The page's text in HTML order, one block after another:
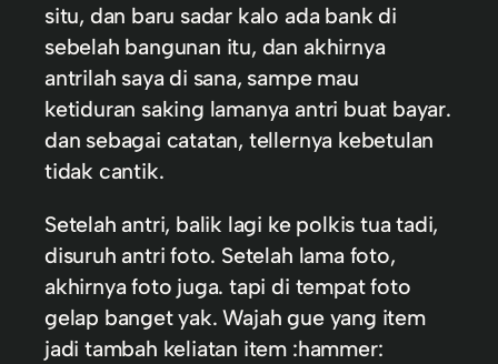
situ, dan baru sadar kalo ada bank di
sebelah bangunan itu, dan akhirnya
antrilah saya di sana, sampe mau
ketiduran saking lamanya antri buat bayar.
dan sebagai catatan, tellernya kebetulan
tidak cantik.
Setelah antri, balik lagi ke polkis tua tadi,
disuruh antri foto. Setelah lama foto,
akhirnya foto juga. tapi di tempat foto
gelap banget yak. Wajah gue yang item
jadi tambah keliatan item :hammer: